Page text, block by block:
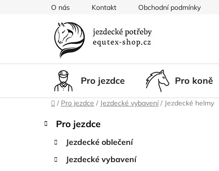
O nás Kontakt Obchodní podmínky
Pro jezdce Pro koně
Domů
/ Pro jezdce / Jezdecké vybavení / Jezdecké helmy
PPřeskočit
kategorie
K
a
Pro jezdce
Jezdecké oblečení
Jezdecké vybavení